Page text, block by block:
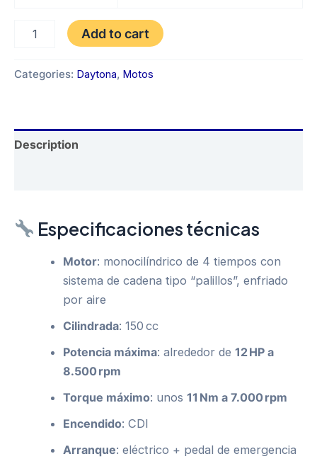
DY150
quantity
Add to cart
Categories: Daytona, Motos
Description
Especificaciones técnicas
Motor: monocilíndrico de 4 tiempos con
sistema de cadena tipo “palillos”, enfriado
por aire
Cilindrada: 150 cc
Potencia máxima: alrededor de12 HP a
8.500 rpm
Torque máximo: unos11 Nm a 7.000 rpm
Encendido: CDI
Arranque: eléctrico + pedal de emergencia